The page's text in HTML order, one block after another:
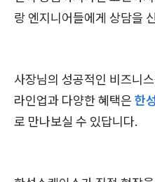
랑 엔지니어들에게 상담을
사장님의 성공적인 비즈니
라인업과 다양한 혜택은 한
로 만나보실 수 있답니다.